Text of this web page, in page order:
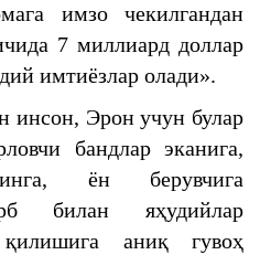
имзо чекилгандан
7 миллиард доллар
имтиёзлар олади».
инсон, Эрон учун булар
бандлар эканига,
ён берувчига
билан яҳудийлар
аниқ гувоҳ